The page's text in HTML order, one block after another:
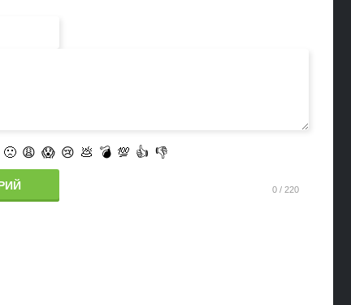
🙁 😩 😱 😢 💩 💣 💯 👍 👎